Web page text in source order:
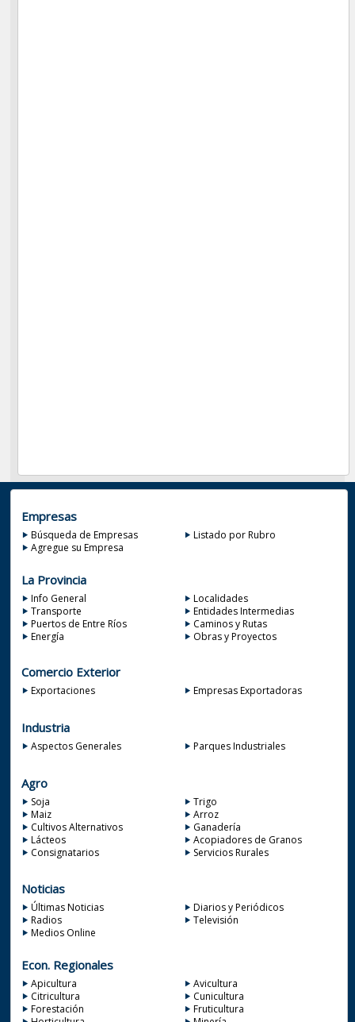
Empresas
Búsqueda de Empresas
Listado por Rubro
Agregue su Empresa
La Provincia
Info General
Localidades
Transporte
Entidades Intermedias
Puertos de Entre Ríos
Caminos y Rutas
Energía
Obras y Proyectos
Comercio Exterior
Exportaciones Empresas Exportadoras
Industria
Aspectos Generales Parques Industriales
Agro
Soja
Trigo
Maiz
Arroz
Cultivos Alternativos
Ganadería
Lácteos
Acopiadores de Granos
Consignatarios
Servicios Rurales
Noticias
Últimas Noticias
Diarios y Periódicos
Radios
Televisión
Medios Online
Econ. Regionales
Apicultura
Avicultura
Citricultura
Cunicultura
Forestación
Fruticultura